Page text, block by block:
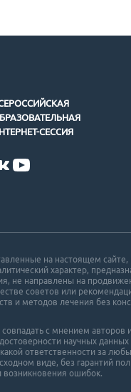
СЕССИЯ
на настоящем сайте,
характер,
не направлены на
советов или
и методов лечения без
с мнением авторов
достоверности научных
ответственности за
виде, без гарантий
ошибок.